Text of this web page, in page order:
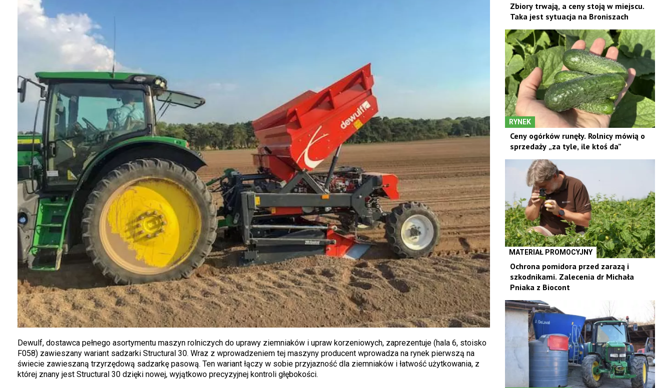
Dewulf, dostawca pełnego asortymentu maszyn rolniczych do uprawy ziemniaków i upraw korzeniowych, zaprezentuje (hala 6, stoisko
F058) zawieszany wariant sadzarki Structural 30. Wraz z wprowadzeniem tej maszyny producent wprowadza na rynek pierwszą na
świecie zawieszaną trzyrzędową sadzarkę pasową. Ten wariant łączy w sobie przyjazność dla ziemniaków i łatwość użytkowania, z
której znany jest Structural 30 dzięki nowej, wyjątkowo precyzyjnej kontroli głębokości.
Zbiory trwają, a ceny stoją w miejscu.
Taka jest sytuacja na Broniszach
RYNEK
Ceny ogórków runęły. Rolnicy mówią o
sprzedaży „za tyle, ile ktoś da”
MATERIAŁ PROMOCYJNY
Ochrona pomidora przed zarazą i
szkodnikami. Zalecenia dr Michała
Pniaka z Biocont